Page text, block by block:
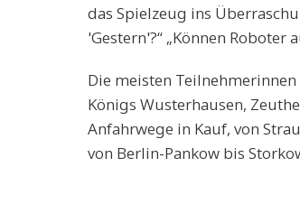
das Spielzeug ins
'Gestern'?“ „Können Roboter
Die meisten
Königs Wusterhausen,
Anfahrwege in Kauf, von
von Berlin-Pankow bis